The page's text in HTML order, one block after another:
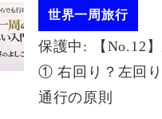
世界一周旅行
保護中: 【No.12
① 右回り？左回
通行の原則